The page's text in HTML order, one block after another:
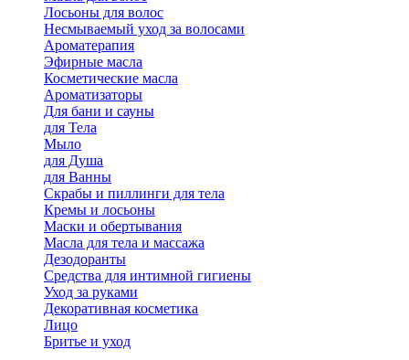
Лосьоны для волос
Несмываемый уход за волосами
Ароматерапия
Эфирные масла
Косметические масла
Ароматизаторы
Для бани и сауны
для Тела
Мыло
для Душа
для Ванны
Скрабы и пиллинги для тела
Кремы и лосьоны
Маски и обертывания
Масла для тела и массажа
Дезодоранты
Средства для интимной гигиены
Уход за руками
Декоративная косметика
Лицо
Бритье и уход